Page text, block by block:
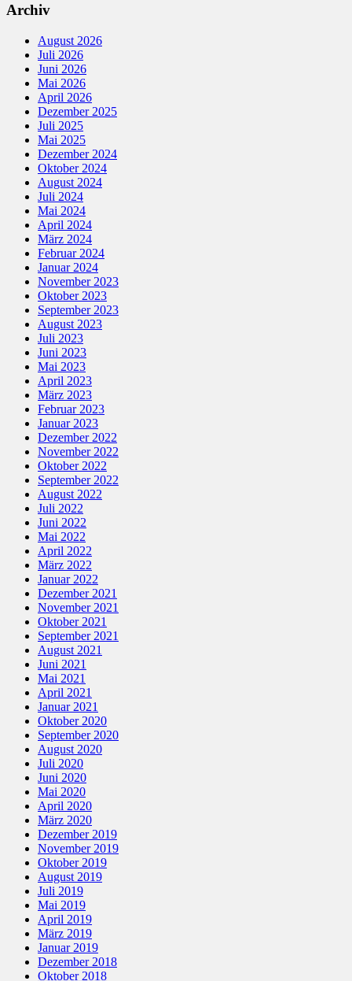
Archiv
August 2026
Juli 2026
Juni 2026
Mai 2026
April 2026
Dezember 2025
Juli 2025
Mai 2025
Dezember 2024
Oktober 2024
August 2024
Juli 2024
Mai 2024
April 2024
März 2024
Februar 2024
Januar 2024
November 2023
Oktober 2023
September 2023
August 2023
Juli 2023
Juni 2023
Mai 2023
April 2023
März 2023
Februar 2023
Januar 2023
Dezember 2022
November 2022
Oktober 2022
September 2022
August 2022
Juli 2022
Juni 2022
Mai 2022
April 2022
März 2022
Januar 2022
Dezember 2021
November 2021
Oktober 2021
September 2021
August 2021
Juni 2021
Mai 2021
April 2021
Januar 2021
Oktober 2020
September 2020
August 2020
Juli 2020
Juni 2020
Mai 2020
April 2020
März 2020
Dezember 2019
November 2019
Oktober 2019
August 2019
Juli 2019
Mai 2019
April 2019
März 2019
Januar 2019
Dezember 2018
Oktober 2018